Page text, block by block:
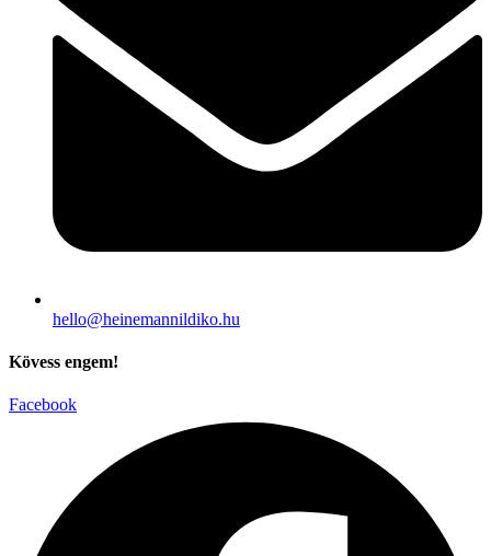
hello@heinemannildiko.hu
Kövess engem!
Facebook